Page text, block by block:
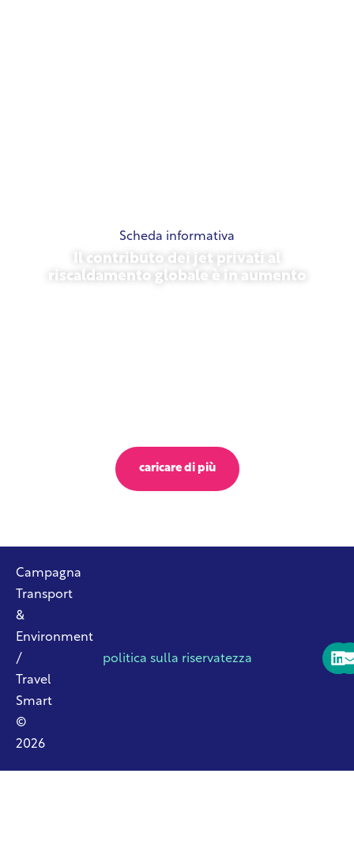
Scheda informativa
Il contributo dei jet privati al
riscaldamento globale è in aumento
caricare di più
Campagna
Transport
&
Environment
/
Travel
Smart
©
2026
politica sulla riservatezza